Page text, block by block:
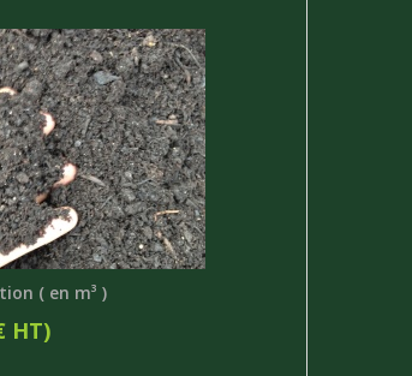
( en m³ )
HT)